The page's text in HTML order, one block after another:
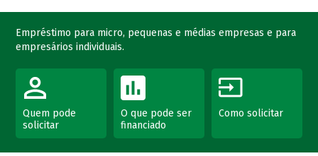
Empréstimo para micro, pequenas e médias empresas e para
empresários individuais.
Quem pode
solicitar
O que pode ser
financiado
Como solicitar